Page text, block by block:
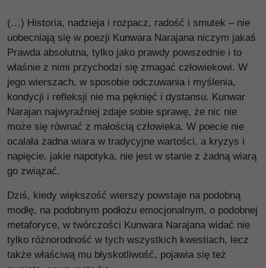
(…) Historia, nadzieja i rozpacz, radość i smutek – nie
uobecniają się w poezji Kunwara Narajana niczym jakaś
Prawda absolutna, tylko jako prawdy powszednie i to
właśnie z nimi przychodzi się zmagać człowiekowi. W
jego wierszach, w sposobie odczuwania i myślenia,
kondycji i refleksji nie ma pęknięć i dystansu. Kunwar
Narajan najwyraźniej zdaje sobie sprawę, że nic nie
może się równać z małością człowieka. W poecie nie
ocalała żadna wiara w tradycyjne wartości, a kryzys i
napięcie, jakie napotyka, nie jest w stanie z żadną wiarą
go związać.
Dziś, kiedy większość wierszy powstaje na podobną
modłę, na podobnym podłożu emocjonalnym, o podobnej
metaforyce, w twórczości Kunwara Narajana widać nie
tylko różnorodność w tych wszystkich kwestiach, lecz
także właściwą mu błyskotliwość, pojawia się też